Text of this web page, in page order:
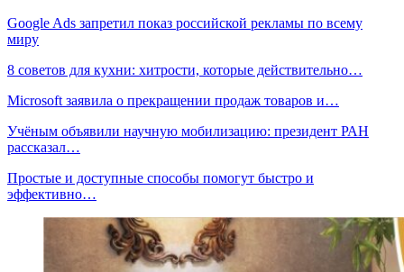
Google Ads запретил показ российской рекламы по всему
миру
8 советов для кухни: хитрости, которые действительно…
Microsoft заявила о прекращении продаж товаров и…
Учёным объявили научную мобилизацию: президент РАН
рассказал…
Простые и доступные способы помогут быстро и
эффективно…